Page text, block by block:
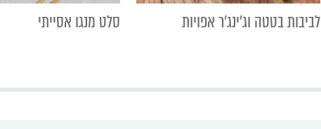
לביבות בטטה וג'ינג'ר אפויות סלט מנגו אסייתי